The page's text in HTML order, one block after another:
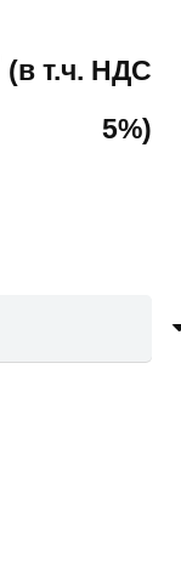
(в т.ч. НДС
5%)